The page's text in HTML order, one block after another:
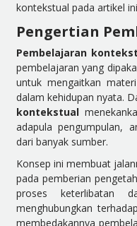
kontekstual pada artikel
Pengertian
Pembelajaran
pembelajaran yang
untuk mengaitkan
dalam kehidupan nyata.
kontekstual
adapula pengumpulan,
dari banyak sumber.
Konsep ini membuat
pada pemberian
proses keterlibatan
menghubungkan
membedakannya